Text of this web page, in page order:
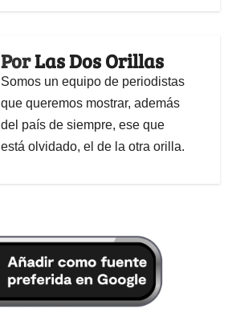
PorLas Dos Orillas
Somos un equipo de periodistas
que queremos mostrar, además
del país de siempre, ese que
está olvidado, el de la otra orilla.